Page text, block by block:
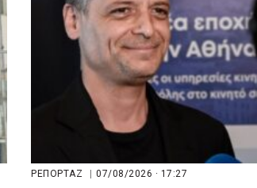
ΡΕΠΟΡΤΑΖ 07/08/2026 · 17:27